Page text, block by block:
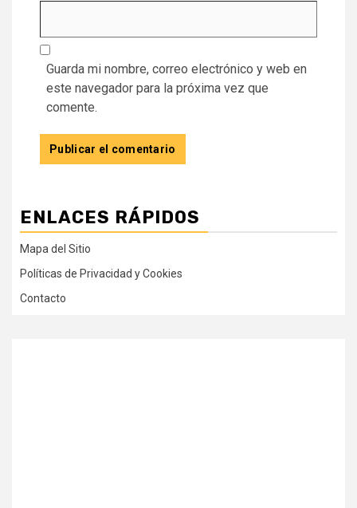
Guarda mi nombre, correo electrónico y web en
este navegador para la próxima vez que
comente.
ENLACES RÁPIDOS
Mapa del Sitio
Políticas de Privacidad y Cookies
Contacto